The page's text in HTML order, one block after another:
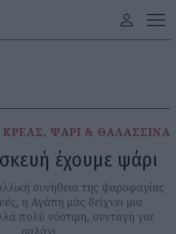
ΚΡΕΑΣ, ΨΑΡΙ & ΘΑΛΑΣΣΙΝΑ
έχουμε ψάρι
συνήθεια της ψαροφαγίας
η Αγάπη μάς δείχνει μια
πολύ νόστιμη, συνταγή για
σαλάχι.